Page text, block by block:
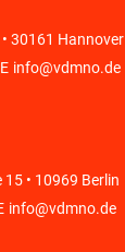
30161 Hannover
info@vdmno.de
• 10969 Berlin
info@vdmno.de